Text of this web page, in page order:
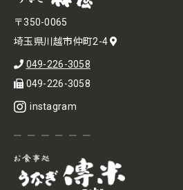
〒350-0065
埼玉県川越市仲町2-4
049-226-3058
049-226-3058
instagram